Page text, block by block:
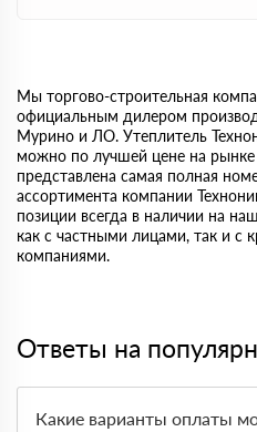
Мы торгово-строительная
официальным дилером
Мурино и ЛО. Утеплитель
можно по лучшей цене на
представлена самая полная
ассортимента компании
позиции всегда в наличии на
как с частными лицами, так и с
компаниями.
Ответы на
Какие варианты оплаты